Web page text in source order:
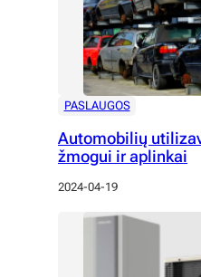
PASLAUGOS
Automobilių
žmogui ir aplinkai
2024-04-19